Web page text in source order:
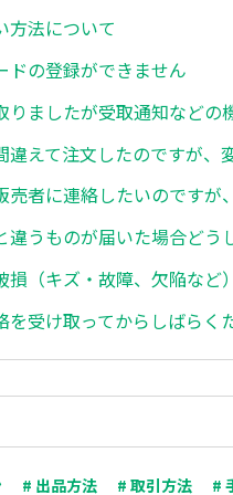
方法について
ドの登録ができません
りましたが受取通知などの
違えて注文したのですが、
売者に連絡したいのですが
違うものが届いた場合どう
損（キズ・故障、欠陥など
を受け取ってからしばらく
# 出品方法 # 取引方法 #